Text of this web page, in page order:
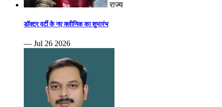
राज्य
डॉक्टर वर्टी के नए क्लीनिक का शुभारंभ
— Jul 26 2026